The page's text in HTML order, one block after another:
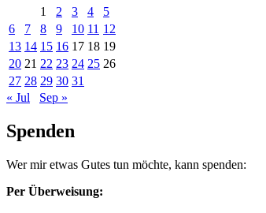
1
2 3 4
5
6
7 8 9 10 11 12
13 14 15 16 17 18 19
20 21 22 23 24 25 26
27 28 29 30 31
« Jul
Sep »
Spenden
Wer mir etwas Gutes tun möchte, kann spenden:
Per Überweisung: